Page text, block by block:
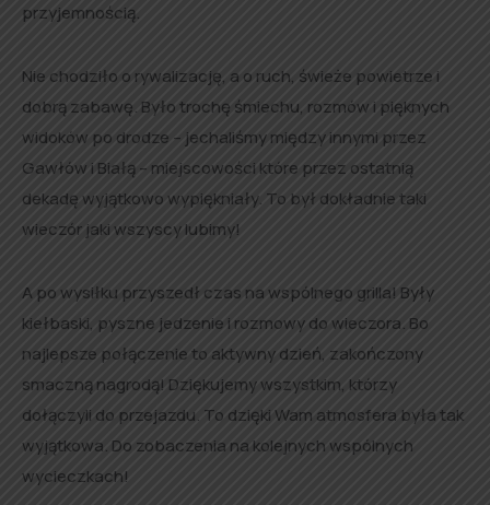
przyjemnością.
Nie chodziło o rywalizację, a o ruch, świeże powietrze i
dobrą zabawę. Było trochę śmiechu, rozmów i pięknych
widoków po drodze – jechaliśmy między innymi przez
Gawłów i Białą – miejscowości które przez ostatnią
dekadę wyjątkowo wypiękniały. To był dokładnie taki
wieczór jaki wszyscy lubimy!
A po wysiłku przyszedł czas na wspólnego grilla! Były
kiełbaski, pyszne jedzenie i rozmowy do wieczora. Bo
najlepsze połączenie to aktywny dzień, zakończony
smaczną nagrodą! Dziękujemy wszystkim, którzy
dołączyli do przejazdu. To dzięki Wam atmosfera była tak
wyjątkowa. Do zobaczenia na kolejnych wspólnych
wycieczkach!